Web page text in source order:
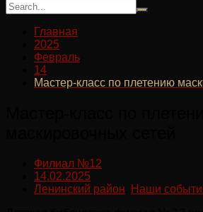
Главная
2025
Февраль
14
Мастер-класс по плетению
Филиал №12
14.02.2025
Ленинский район
Наши